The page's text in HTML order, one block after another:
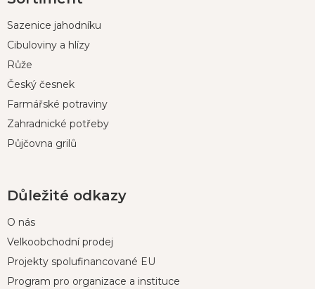
aSazenice jahodníku
Cibuloviny a hlízy
Růže
Český česnek
Farmářské potraviny
Zahradnické potřeby
Půjčovna grilů
Důležité odkazy
O nás
Velkoobchodní prodej
Projekty spolufinancované EU
Program pro organizace a instituce